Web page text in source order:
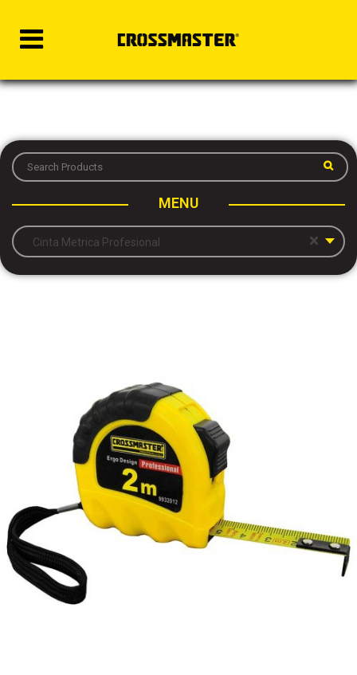
MENU
×
Cinta Metrica Profesional